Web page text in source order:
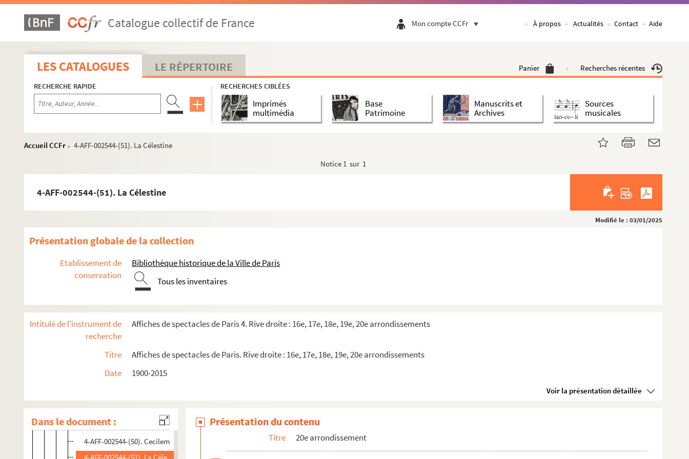
Catalogue collectif de France Mon compte CCFr À propos Actualités Contact Aide
LES CATALOGUES LE RÉPERTOIRE Panier Recherches récentes
RECHERCHE RAPIDE RECHERCHES CIBLÉES
Imprimés
multimédia
Base
Patrimoine
Manuscrits et
Archives
Sources
musicales
Accueil CCFr > 4-AFF-002544-(51). La Célestine
Notice 1 sur 1
4-AFF-002544-(51). La Célestine
Modifié le : 03/01/2025
Présentation globale de la collection
Etablissement de
conservation
Bibliothèque historique de la Ville de Paris
Tous les inventaires
Intitulé de l'instrument de
recherche
Affiches de spectacles de Paris 4. Rive droite : 16e, 17e, 18e, 19e, 20e arrondissements
Titre
Affiches de spectacles de Paris. Rive droite : 16e, 17e, 18e, 19e, 20e arrondissements
Date
1900-2015
Voir la présentation détaillée
Dans le document :
4-AFF-002544-(25). Barbarie une femme qui chante Barbara
4-AFF-002544-(26). Le Barbier de Séville
4-AFF-002544-(27). Barricades
4-AFF-002544-(28). Le bateau pour Lipaïa
4-AFF-002544-(251). La B'compagnie. O Canto de dança
4-AFF-002544-(29). Bea Tristan
4-AFF-002544-(34). Bernard Joyet. Au temps pour moi !
4-AFF-002544-(37). Bidules trucs
4-AFF-002544-(39). Le bonheur des dames
4-AFF-002544-(40). Les bougres
4-AFF-002544-(42). Brigitte directeur d'agence
4-AFF-002544-(43). Cabaret jaune citron
4-AFF-002544-(45). Callas Nikoff
4-AFF-002544-(46). Cambodge, me voici
4-AFF-002544-(48). Les caprices de Marianne
4-AFF-002544-(49). Ça travaille encore
4-AFF-002544-(50). Cecilem
Présentation du contenu
Titre 20e arrondissement